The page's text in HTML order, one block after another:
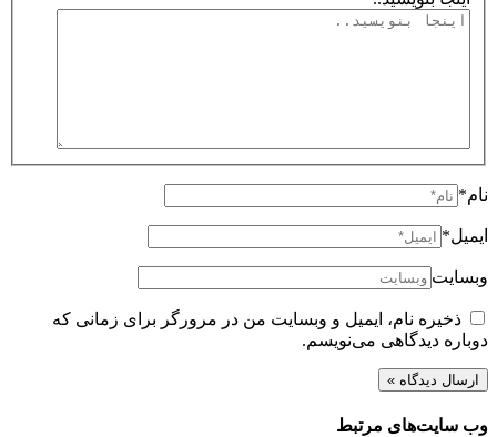
نام*
ایمیل*
وبسایت
ذخیره نام، ایمیل و وبسایت من در مرورگر برای زمانی که
دوباره دیدگاهی می‌نویسم.
وب سایت‌های مرتبط